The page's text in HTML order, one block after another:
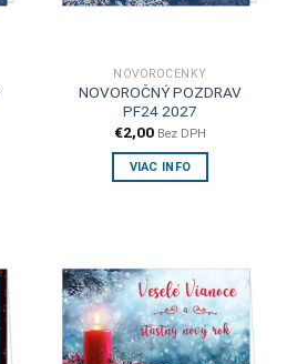
NOVOROČENKY
NOVOROČNÝ POZDRAV
PF24 2027
€2,00 Bez DPH
VIAC INFO